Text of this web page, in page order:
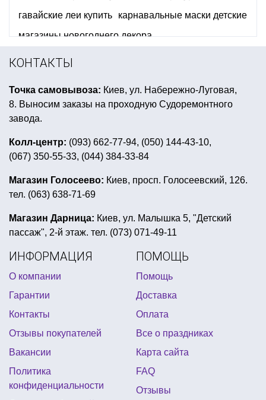
гавайские леи купить
карнавальные маски детские
магазины новогоднего декора
шары ко дню влюбленных
набор детский карнавальный купить украина
футбольные дудки купить
декор для ковбойской вечеринки
бенгальский огонь детские новогодние маски
открытки пригласительные
детская сервировка стола
день рождение в стиле воздушный шар
валентинки открытки своими руками
новогодний конфетти
купить все для детской вечеринки
карнавальные парики оптом
коробочки для попкорна купить
универсальные воздушные шары
купить гавайскую юбку
настолки
КОНТАКТЫ
Точка самовывоза: Киев, ул. Набережно-Луговая,
8. Выносим заказы на проходную Судоремонтного
завода.
Колл-центр: (093) 662-77-94, (050) 144-43-10,
(067) 350-55-33, (044) 384-33-84
Магазин Голосеево: Киев, просп. Голосеевский, 126.
тел. (063) 638-71-69
Магазин Дарница: Киев, ул. Малышка 5, "Детский
пассаж", 2-й этаж. тел. (073) 071-49-11
ИНФОРМАЦИЯ
О компании
Гарантии
Контакты
Отзывы покупателей
Вакансии
Политика
конфиденциальности
ПОМОЩЬ
Помощь
Доставка
Оплата
Все о праздниках
Карта сайта
FAQ
Отзывы